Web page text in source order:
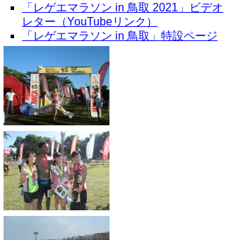
「レゲエマラソン in 鳥取 2021」ビデオ
レター（YouTubeリンク）
「レゲエマラソン in 鳥取」特設ページ